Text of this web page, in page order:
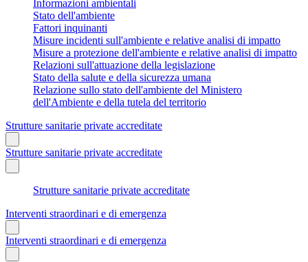
Informazioni ambientali
Stato dell'ambiente
Fattori inquinanti
Misure incidenti sull'ambiente e relative analisi di impatto
Misure a protezione dell'ambiente e relative analisi di impatto
Relazioni sull'attuazione della legislazione
Stato della salute e della sicurezza umana
Relazione sullo stato dell'ambiente del Ministero
dell'Ambiente e della tutela del territorio
Strutture sanitarie private accreditate
Strutture sanitarie private accreditate
Strutture sanitarie private accreditate
Interventi straordinari e di emergenza
Interventi straordinari e di emergenza